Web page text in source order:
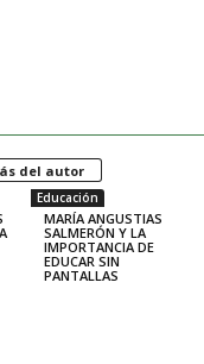
del autor
Educación
MARÍA ANGUSTIAS
SALMERÓN Y LA
IMPORTANCIA DE
EDUCAR SIN
PANTALLAS